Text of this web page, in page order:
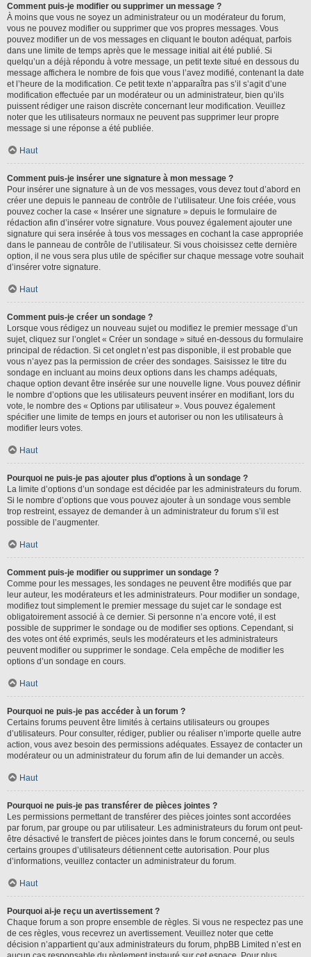
Comment puis-je modifier ou supprimer un message ?
À moins que vous ne soyez un administrateur ou un modérateur du forum,
vous ne pouvez modifier ou supprimer que vos propres messages. Vous
pouvez modifier un de vos messages en cliquant le bouton adéquat, parfois
dans une limite de temps après que le message initial ait été publié. Si
quelqu’un a déjà répondu à votre message, un petit texte situé en dessous du
message affichera le nombre de fois que vous l’avez modifié, contenant la date
et l’heure de la modification. Ce petit texte n’apparaîtra pas s’il s’agit d’une
modification effectuée par un modérateur ou un administrateur, bien qu’ils
puissent rédiger une raison discrète concernant leur modification. Veuillez
noter que les utilisateurs normaux ne peuvent pas supprimer leur propre
message si une réponse a été publiée.
Haut
Comment puis-je insérer une signature à mon message ?
Pour insérer une signature à un de vos messages, vous devez tout d’abord en
créer une depuis le panneau de contrôle de l’utilisateur. Une fois créée, vous
pouvez cocher la case « Insérer une signature » depuis le formulaire de
rédaction afin d’insérer votre signature. Vous pouvez également ajouter une
signature qui sera insérée à tous vos messages en cochant la case appropriée
dans le panneau de contrôle de l’utilisateur. Si vous choisissez cette dernière
option, il ne vous sera plus utile de spécifier sur chaque message votre souhait
d’insérer votre signature.
Haut
Comment puis-je créer un sondage ?
Lorsque vous rédigez un nouveau sujet ou modifiez le premier message d’un
sujet, cliquez sur l’onglet « Créer un sondage » situé en-dessous du formulaire
principal de rédaction. Si cet onglet n’est pas disponible, il est probable que
vous n’ayez pas la permission de créer des sondages. Saisissez le titre du
sondage en incluant au moins deux options dans les champs adéquats,
chaque option devant être insérée sur une nouvelle ligne. Vous pouvez définir
le nombre d’options que les utilisateurs peuvent insérer en modifiant, lors du
vote, le nombre des « Options par utilisateur ». Vous pouvez également
spécifier une limite de temps en jours et autoriser ou non les utilisateurs à
modifier leurs votes.
Haut
Pourquoi ne puis-je pas ajouter plus d’options à un sondage ?
La limite d’options d’un sondage est décidée par les administrateurs du forum.
Si le nombre d’options que vous pouvez ajouter à un sondage vous semble
trop restreint, essayez de demander à un administrateur du forum s’il est
possible de l’augmenter.
Haut
Comment puis-je modifier ou supprimer un sondage ?
Comme pour les messages, les sondages ne peuvent être modifiés que par
leur auteur, les modérateurs et les administrateurs. Pour modifier un sondage,
modifiez tout simplement le premier message du sujet car le sondage est
obligatoirement associé à ce dernier. Si personne n’a encore voté, il est
possible de supprimer le sondage ou de modifier ses options. Cependant, si
des votes ont été exprimés, seuls les modérateurs et les administrateurs
peuvent modifier ou supprimer le sondage. Cela empêche de modifier les
options d’un sondage en cours.
Haut
Pourquoi ne puis-je pas accéder à un forum ?
Certains forums peuvent être limités à certains utilisateurs ou groupes
d’utilisateurs. Pour consulter, rédiger, publier ou réaliser n’importe quelle autre
action, vous avez besoin des permissions adéquates. Essayez de contacter un
modérateur ou un administrateur du forum afin de lui demander un accès.
Haut
Pourquoi ne puis-je pas transférer de pièces jointes ?
Les permissions permettant de transférer des pièces jointes sont accordées
par forum, par groupe ou par utilisateur. Les administrateurs du forum ont peut-
être désactivé le transfert de pièces jointes dans le forum concerné, ou seuls
certains groupes d’utilisateurs détiennent cette autorisation. Pour plus
d’informations, veuillez contacter un administrateur du forum.
Haut
Pourquoi ai-je reçu un avertissement ?
Chaque forum a son propre ensemble de règles. Si vous ne respectez pas une
de ces règles, vous recevrez un avertissement. Veuillez noter que cette
décision n’appartient qu’aux administrateurs du forum, phpBB Limited n’est en